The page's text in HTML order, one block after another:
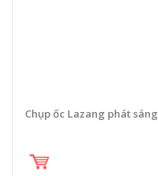
Chụp ốc Lazang phát sáng